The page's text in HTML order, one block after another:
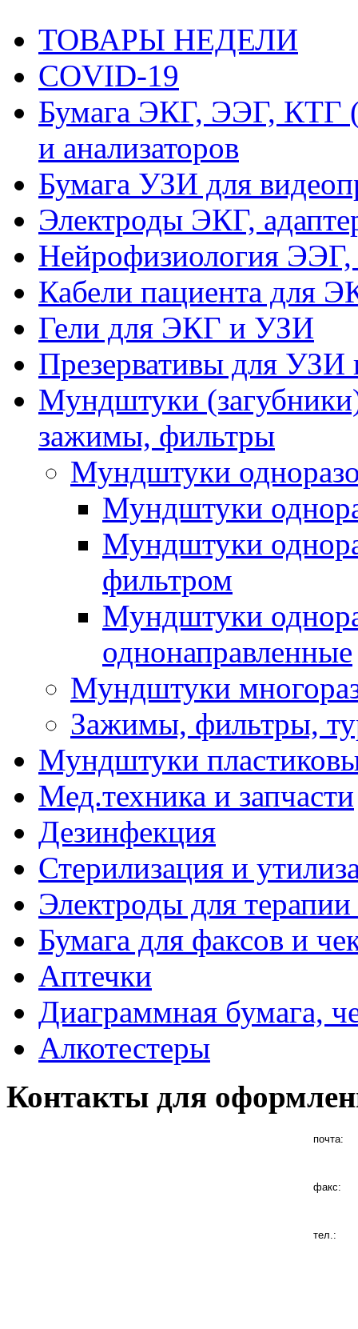
ТОВАРЫ НЕДЕЛИ
COVID-19
Бумага ЭКГ, ЭЭГ, КТГ
и анализаторов
Бумага УЗИ для
Электроды ЭКГ,
Нейрофизиология
Кабели пациента для
Гели для ЭКГ и УЗИ
Презервативы для УЗИ
Мундштуки
зажимы, фильтры
Мундштуки
Мундштуки
Мундштуки
фильтром
Мундштуки
однонаправленные
Мундштуки
Зажимы, фильтры,
Мундштуки
Мед.техника и запчасти
Дезинфекция
Стерилизация и
Электроды для
Бумага для факсов и
Аптечки
Диаграммная бумага,
Алкотестеры
Контакты для
почта:
факс:
тел.: